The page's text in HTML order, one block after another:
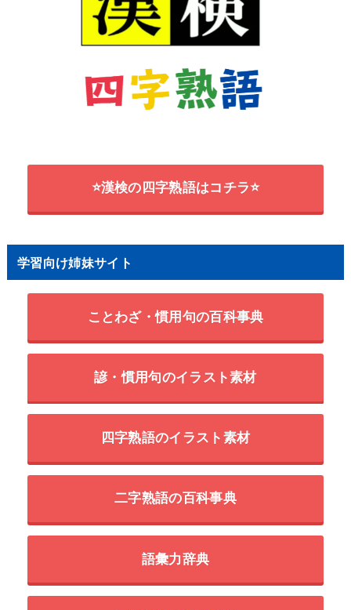
⭐漢検の四字熟語はコチラ⭐
学習向け姉妹サイト
ことわざ・慣用句の百科事典
諺・慣用句のイラスト素材
四字熟語のイラスト素材
二字熟語の百科事典
語彙力辞典